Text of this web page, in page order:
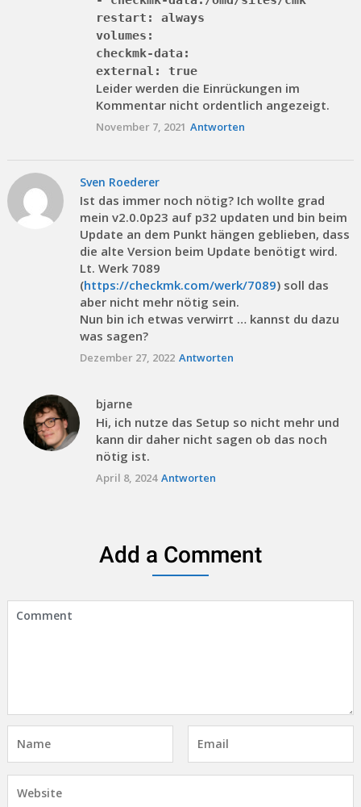
restart: always
volumes:
checkmk-data:
external: true
Leider werden die Einrückungen im
Kommentar nicht ordentlich angezeigt.
November 7, 2021 Antworten
Sven Roederer
Ist das immer noch nötig? Ich wollte grad
mein v2.0.0p23 auf p32 updaten und bin beim
Update an dem Punkt hängen geblieben, dass
die alte Version beim Update benötigt wird.
Lt. Werk 7089
(https://checkmk.com/werk/7089) soll das
aber nicht mehr nötig sein.
Nun bin ich etwas verwirrt … kannst du dazu
was sagen?
Dezember 27, 2022 Antworten
bjarne
Hi, ich nutze das Setup so nicht mehr und
kann dir daher nicht sagen ob das noch
nötig ist.
April 8, 2024 Antworten
Add a Comment